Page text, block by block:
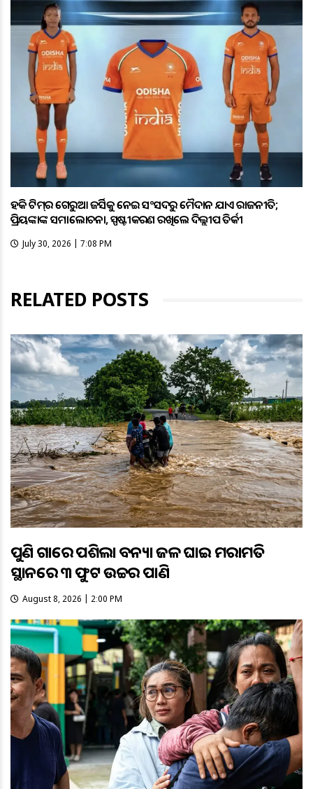
ହକି ଟିମ୍‌ର ଗେରୁଆ ଜର୍ସିକୁ ନେଇ ସଂସଦରୁ ମୈଦାନ ଯାଏଁ ରାଜନୀତି;
ପ୍ରିୟଙ୍କାଙ୍କ ସମାଲୋଚନା, ସ୍ପଷ୍ଟୀକରଣ ରଖିଲେ ଦିଲ୍ଲୀପ ତିର୍କୀ
July 30, 2026 | 7:08 PM
RELATED POSTS
ପୁଣି ଗାଁରେ ପଶିଲା ବନ୍ୟା ଜଳ ଘାଇ ମରାମତି
ସ୍ଥାନରେ ୩ ଫୁଟ ଉଚ୍ଚର ପାଣି
August 8, 2026 | 2:00 PM